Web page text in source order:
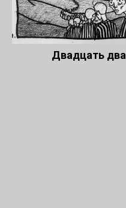
Двадцать два